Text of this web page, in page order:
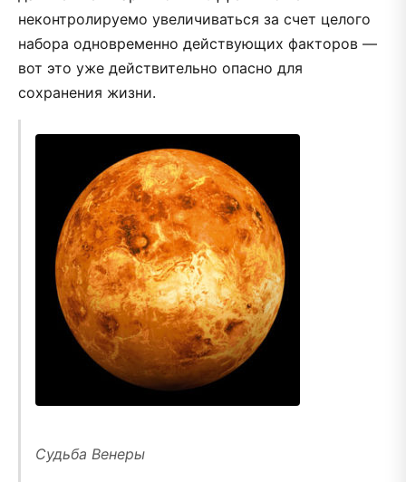
неконтролируемо увеличиваться за счет целого
набора одновременно действующих факторов —
вот это уже действительно опасно для
сохранения жизни.
Судьба Венеры